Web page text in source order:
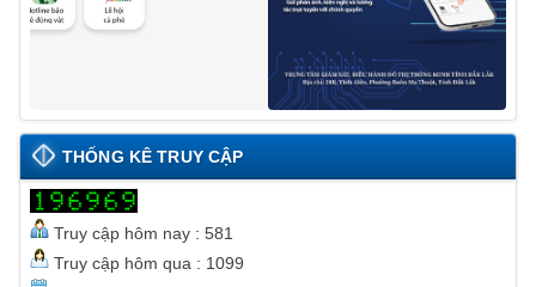
THỐNG KÊ TRUY CẬP
Truy cập hôm nay : 581
Truy cập hôm qua : 1099